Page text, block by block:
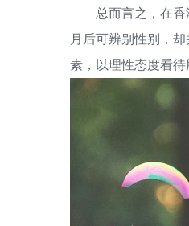
总而言之，在香港
月后可辨别性别，
素，以理性态度看待